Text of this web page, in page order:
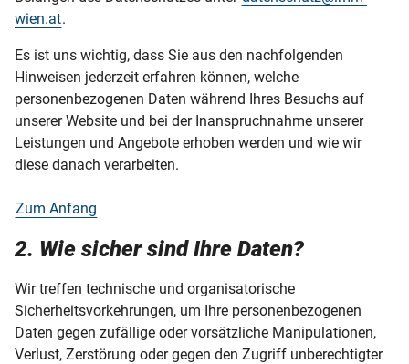
wien.at.
Es ist uns wichtig, dass Sie aus den nachfolgenden
Hinweisen jederzeit erfahren können, welche
personenbezogenen Daten während Ihres Besuchs auf
unserer Website und bei der Inanspruchnahme unserer
Leistungen und Angebote erhoben werden und wie wir
diese danach verarbeiten.
Zum Anfang
2. Wie sicher sind Ihre Daten?
Wir treffen technische und organisatorische
Sicherheitsvorkehrungen, um Ihre personenbezogenen
Daten gegen zufällige oder vorsätzliche Manipulationen,
Verlust, Zerstörung oder gegen den Zugriff unberechtigter